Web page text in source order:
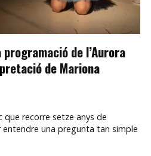
de l’Aurora
de Mariona
recorre setze anys de
una pregunta tan simple